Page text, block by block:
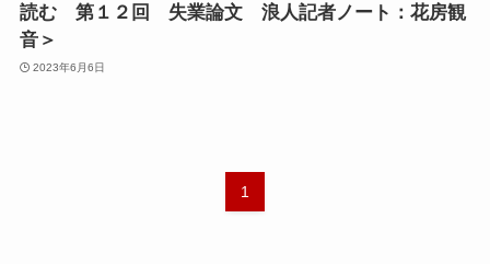
読む 第１２回 失業論文 浪人記者ノート：花房観
音＞
2023年6月6日
1